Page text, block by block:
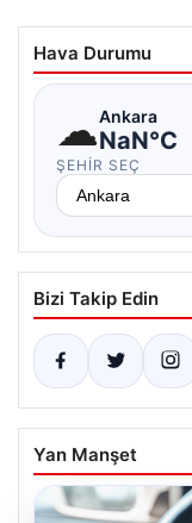
Hava Durumu
☁Ankara
NaN°C
ŞEHIR SEÇ
Bizi Takip Edin
Yan Manşet